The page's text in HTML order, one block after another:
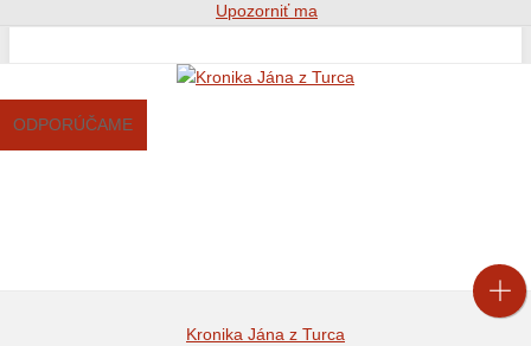
Upozorniť ma
ODPORÚČAME
Kronika Jána z Turca